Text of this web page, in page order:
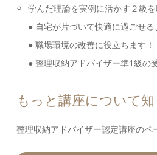
学んだ理論を実例に活かす２級を
● 自宅が片づいて快適に過ごせる
● 職場環境の改善に役立ちます！
● 整理収納アドバイザー準1級の
もっと講座について
整理収納アドバイザー認定講座のペ